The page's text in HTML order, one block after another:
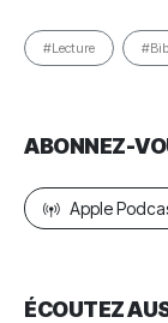
#Lecture
ABONNEZ-
Apple
ÉCOUTEZ